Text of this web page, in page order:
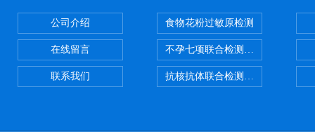
公司介绍
在线留言
联系我们
食物花粉过敏原检测
不孕七项联合检测试剂盒
抗核抗体联合检测试剂盒